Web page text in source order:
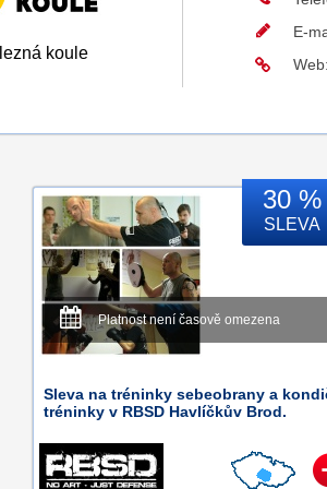
koule
E-
30 %
SLEVA
Platnost není časově omezena
Sleva na tréninky sebeobrany a
tréninky v RBSD Havlíčkův Brod.